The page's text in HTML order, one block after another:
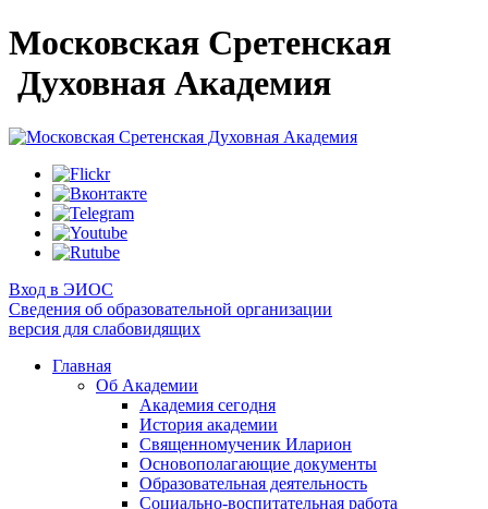
Московская Сретенская
Духовная Академия
Вход в ЭИОС
Сведения об образовательной организации
версия для слабовидящих
Главная
Об Академии
Академия сегодня
История академии
Священномученик Иларион
Основополагающие документы
Образовательная деятельность
Социально-воспитательная работа